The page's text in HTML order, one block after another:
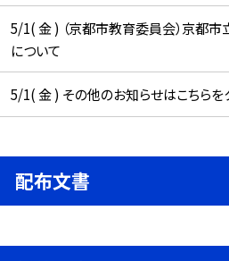
5/1( 金 ) （京都市教育委員会）京都
について
5/1( 金 ) その他のお知らせはこちらを
配布文書